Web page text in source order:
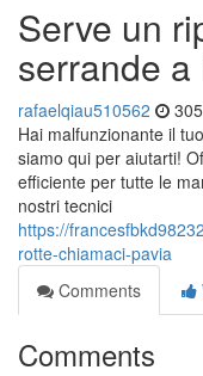
Serve un
serrande a
rafaelqiau510562
Hai malfunzionante il
siamo qui per aiutarti!
efficiente per tutte le
nostri tecnici
https://
rotte-chiamaci-pavia
Comments
Comments